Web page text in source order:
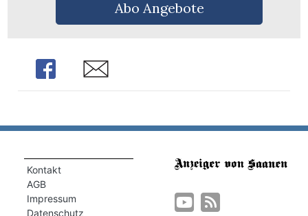
Abo Angebote
Share Share
Kontakt
AGB
Impressum
Datenschutz